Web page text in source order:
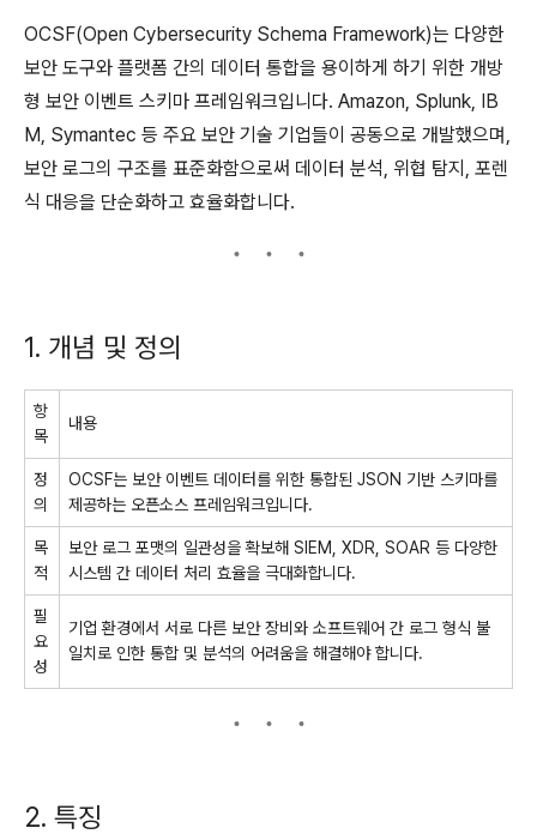
OCSF(Open Cybersecurity Schema Framework)는 다양한
보안 도구와 플랫폼 간의 데이터 통합을 용이하게 하기 위한 개방
형 보안 이벤트 스키마 프레임워크입니다. Amazon, Splunk, IB
M, Symantec 등 주요 보안 기술 기업들이 공동으로 개발했으며,
보안 로그의 구조를 표준화함으로써 데이터 분석, 위협 탐지, 포렌
식 대응을 단순화하고 효율화합니다.
1. 개념 및 정의
항
목
내용
정
의
OCSF는 보안 이벤트 데이터를 위한 통합된 JSON 기반 스키마를
제공하는 오픈소스 프레임워크입니다.
목
적
보안 로그 포맷의 일관성을 확보해 SIEM, XDR, SOAR 등 다양한
시스템 간 데이터 처리 효율을 극대화합니다.
필
요
성
기업 환경에서 서로 다른 보안 장비와 소프트웨어 간 로그 형식 불
일치로 인한 통합 및 분석의 어려움을 해결해야 합니다.
2. 특징